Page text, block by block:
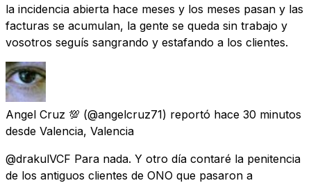
la incidencia abierta hace meses y los meses pasan y las
facturas se acumulan, la gente se queda sin trabajo y
vosotros seguís sangrando y estafando a los clientes.
Angel Cruz 💯 (@angelcruz71) reportó hace 30 minutos
desde Valencia, Valencia
@drakulVCF Para nada. Y otro día contaré la penitencia
de los antiguos clientes de ONO que pasaron a